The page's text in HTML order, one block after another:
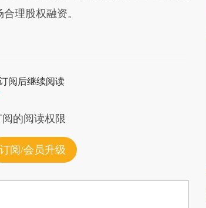
理股权融资。
阅后继续阅读
的阅读权限
订阅/会员升级